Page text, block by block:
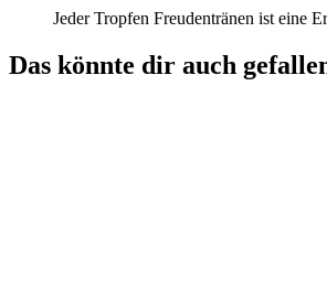
Jeder Tropfen Freudentränen ist eine
Das könnte dir auch